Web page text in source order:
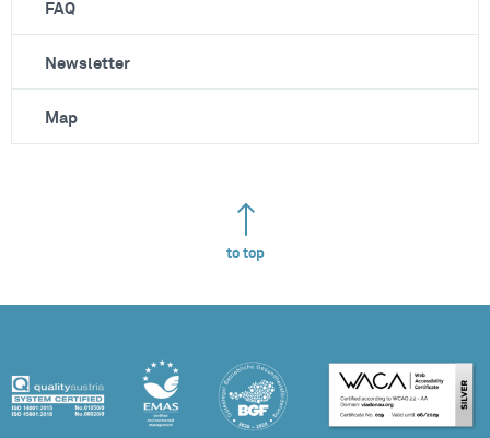
FAQ
Newsletter
Map
to top